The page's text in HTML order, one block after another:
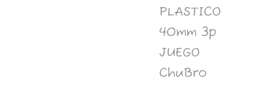
PLASTICO
40mm 3p
JUEGO
ChuBro